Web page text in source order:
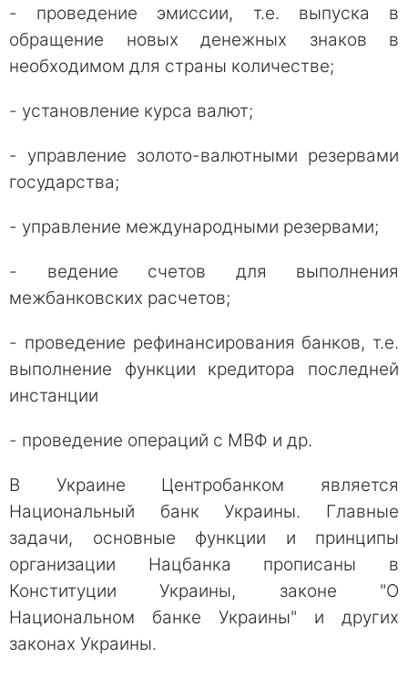
- проведение эмиссии, т.е. выпуска в
обращение новых денежных знаков в
необходимом для страны количестве;
- установление курса валют;
- управление золото-валютными резервами
государства;
- управление международными резервами;
- ведение счетов для выполнения
межбанковских расчетов;
- проведение рефинансирования банков, т.е.
выполнение функции кредитора последней
инстанции
- проведение операций с МВФ и др.
В Украине Центробанком является
Национальный банк Украины. Главные
задачи, основные функции и принципы
организации Нацбанка прописаны в
Конституции Украины, законе "О
Национальном банке Украины" и других
законах Украины.